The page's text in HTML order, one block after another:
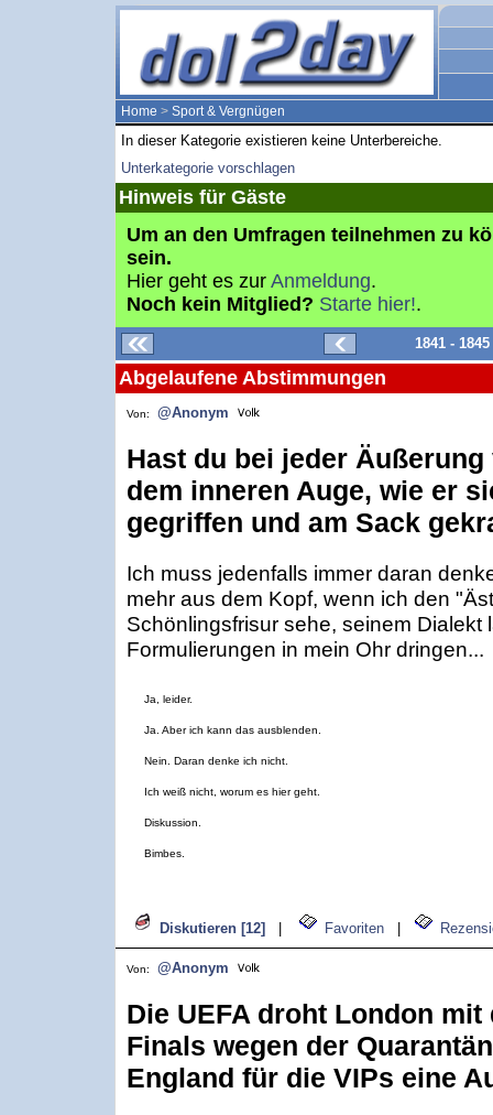
Home > Sport & Vergnügen
In dieser Kategorie existieren keine Unterbereiche.
Unterkategorie vorschlagen
Hinweis für Gäste
Um an den Umfragen teilnehmen zu
sein.
Hier geht es zur Anmeldung.
Noch kein Mitglied? Starte hier!.
1841 -
Abgelaufene Abstimmungen
Von: @Anonym
Hast du bei jeder
dem inneren Auge, wie er
gegriffen und am Sack
Ich muss jedenfalls immer daran
mehr aus dem Kopf, wenn ich den
Schönlingsfrisur sehe, seinem
Formulierungen in mein Ohr dringen...
Ja, leider.
Ja. Aber ich kann das ausblenden.
Nein. Daran denke ich nicht.
Ich weiß nicht, worum es hier geht.
Diskussion.
Bimbes.
Diskutieren [12] Favoriten
Von: @Anonym
Die UEFA droht London mit
Finals wegen der
England für die VIPs eine